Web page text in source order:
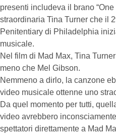
presenti includeva il brano
straordinaria Tina Turner che il
Penitentiary di Philadelphia
musicale.
Nel film di Mad Max, Tina
meno che Mel Gibson.
Nemmeno a dirlo, la canzone
video musicale ottenne uno
Da quel momento per tutti,
video avrebbero
spettatori direttamente a Mad